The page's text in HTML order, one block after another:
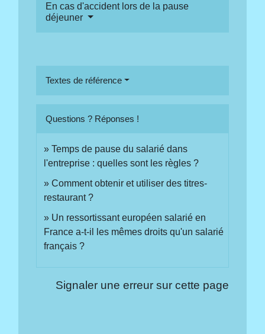
En cas d'accident lors de la pause
déjeuner
Textes de référence
Questions ? Réponses !
Temps de pause du salarié dans
l'entreprise : quelles sont les règles ?
Comment obtenir et utiliser des titres-
restaurant ?
Un ressortissant européen salarié en
France a-t-il les mêmes droits qu'un salarié
français ?
Signaler une erreur sur cette page